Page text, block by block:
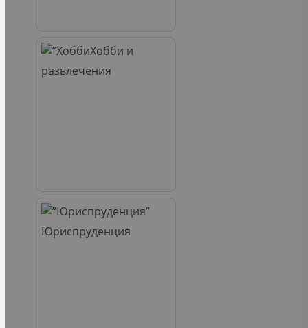
Хобби и
развлечения
Юриспруденция